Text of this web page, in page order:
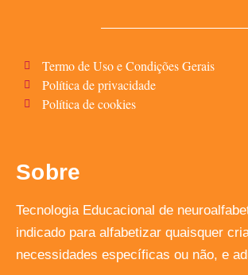
Termo de Uso e Condições Gerais
Política de privacidade
Política de cookies
Sobre
Tecnologia Educacional de
indicado para alfabetizar quaisquer
necessidades específicas ou não, e